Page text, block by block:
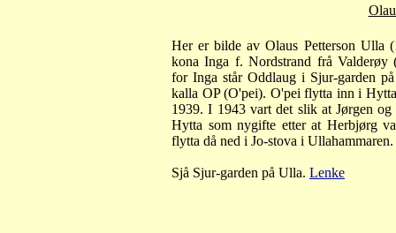
Her er bilde av Olaus Petterson Ulla
kona Inga f. Nordstrand frå Valderøy
for Inga står Oddlaug i Sjur-garden
kalla OP (O'pei). O'pei flytta inn i
1939. I 1943 vart det slik at Jørgen
Hytta som nygifte etter at Herbjørg
flytta då ned i Jo-stova i
Sjå Sjur-garden på Ulla. Lenke